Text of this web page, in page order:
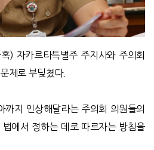
) 자카르타특별주 주지사와 주의회
제로 부딪쳤다.
지 인상해달라는 주의회 의원들의
에서 정하는 데로 따르자는 방침을